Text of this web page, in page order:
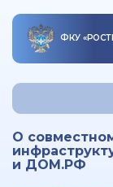
ФКУ «
О
и ДОМ.РФ